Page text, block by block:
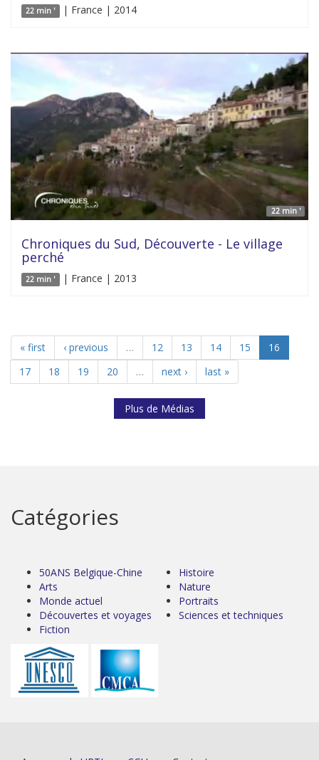
22 min ' | France | 2014
22 min '
Chroniques du Sud, Découverte - Le village
perché
22 min ' | France | 2013
« first ‹ previous … 12 13 14 15
16
17
18 19 20 … next › last »
Plus de Médias
Catégories
50ANS Belgique-Chine
Arts
Monde actuel
Découvertes et voyages
Fiction
Histoire
Nature
Portraits
Sciences et techniques